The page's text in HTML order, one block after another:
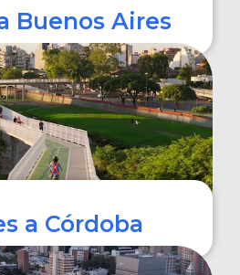
Buenos Aires
COMPRAR
a Córdoba